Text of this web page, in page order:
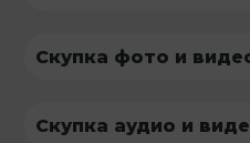
Скупка фото и
Скупка аудио и